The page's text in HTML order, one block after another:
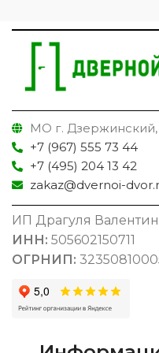
МО г. Дзержинский,
+7 (967) 555 73 44
+7 (495) 204 13 42
zakaz@dvernoi-
ИП Драгуля
ИНН: 505602150711
ОГРНИП: